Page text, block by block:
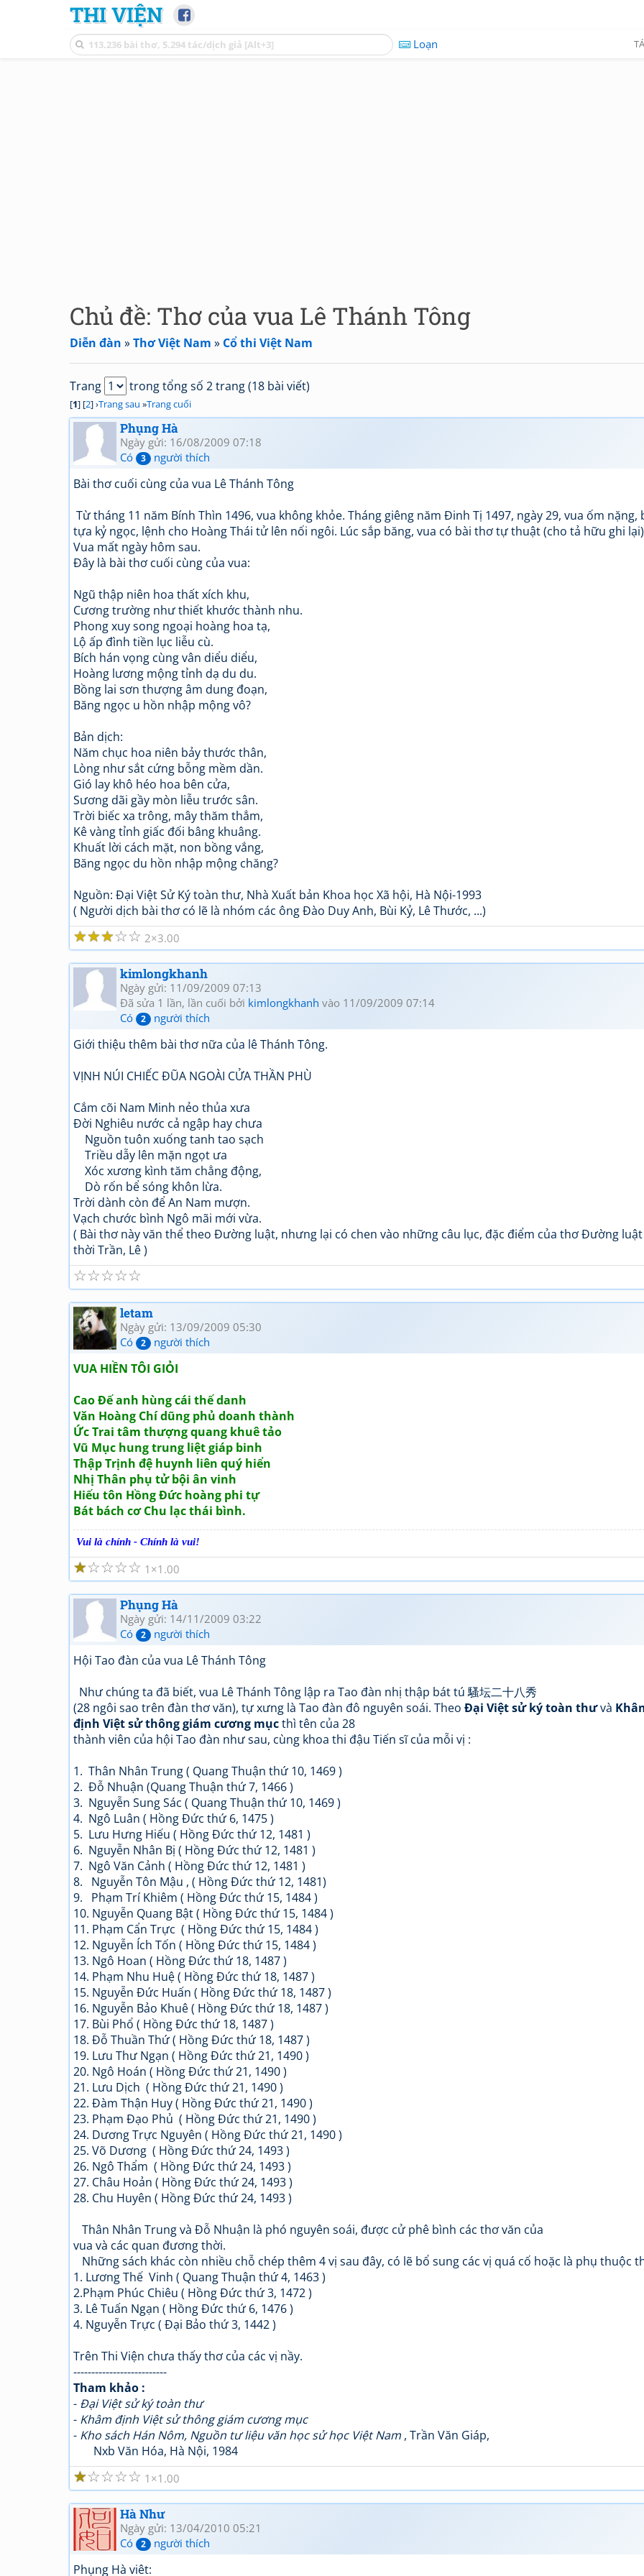
THI VIỆN
Loạn
Chủ đề: Thơ của vua Lê Thánh Tông
Diễn đàn »Thơ Việt Nam » Cổ thi Việt Nam
Trang trong tổng số 2 trang (18 bài viết)
[1] [2] ›Trang sau »Trang cuối
Phụng Hà
Ngày gửi: 16/08/2009 07:18
Có
3 người thích
Bài thơ cuối cùng của vua Lê Thánh Tông
Từ tháng 11 năm Bính Thìn 1496, vua không khỏe. Tháng giêng năm Đinh Tị 1497, ngày 29, vua ốm nặng,
tựa kỷ ngọc, lệnh cho Hoàng Thái tử lên nối ngôi. Lúc sắp băng, vua có bài thơ tự thuật (cho tả hữu ghi
Vua mất ngày hôm sau.
Đây là bài thơ cuối cùng của vua:
Ngũ thập niên hoa thất xích khu,
Cương trường như thiết khước thành nhu.
Phong xuy song ngoại hoàng hoa tạ,
Lộ ấp đình tiền lục liễu cù.
Bích hán vọng cùng vân diểu diểu,
Hoàng lương mộng tỉnh dạ du du.
Bồng lai sơn thượng âm dung đoạn,
Băng ngọc u hồn nhập mộng vô?
Bản dịch:
Năm chục hoa niên bảy thước thân,
Lòng như sắt cứng bỗng mềm dần.
Gió lay khô héo hoa bên cửa,
Sương dãi gầy mòn liễu trước sân.
Trời biếc xa trông, mây thăm thẳm,
Kê vàng tỉnh giấc đối bâng khuâng.
Khuất lời cách mặt, non bồng vắng,
Băng ngọc du hồn nhập mộng chăng?
Nguồn: Đại Việt Sử Ký toàn thư, Nhà Xuất bản Khoa học Xã hội, Hà Nội-1993
( Người dịch bài thơ có lẽ là nhóm các ông Đào Duy Anh, Bùi Kỷ, Lê Thước, ...)
☆
☆
☆
☆
☆ 2 3.00
kimlongkhanh
Ngày gửi: 11/09/2009 07:13
Đã sửa 1 lần, lần cuối bởi kimlongkhanh vào 11/09/2009 07:14
Có
2 người thích
Giới thiệu thêm bài thơ nữa của lê Thánh Tông.
VỊNH NÚI CHIẾC ĐŨA NGOÀI CỬA THẦN PHÙ
Cắm cõi Nam Minh nẻo thủa xưa
Đời Nghiêu nước cả ngập hay chưa
Nguồn tuôn xuống tanh tao sạch
Triều dẫy lên mặn ngọt ưa
Xóc xương kình tăm chẳng động,
Dò rốn bể sóng khôn lừa.
Trời dành còn để An Nam mượn.
Vạch chước bình Ngô mãi mới vừa.
( Bài thơ này văn thể theo Đường luật, nhưng lại có chen vào những câu lục, đặc điểm của thơ Đường
thời Trần, Lê )
☆
☆
☆
☆
☆
letam
Ngày gửi: 13/09/2009 05:30
Có
2 người thích
VUA HIỀN TÔI GIỎI
Cao Đế anh hùng cái thế danh
Văn Hoàng Chí dũng phủ doanh thành
Ức Trai tâm thượng quang khuê tảo
Vũ Mục hung trung liệt giáp binh
Thập Trịnh đệ huynh liên quý hiển
Nhị Thân phụ tử bội ân vinh
Hiếu tôn Hồng Đức hoàng phi tự
Bát bách cơ Chu lạc thái bình.
Vui là chính - Chính là vui!
☆
☆
☆
☆
☆ 1 1.00
Phụng Hà
Ngày gửi: 14/11/2009 03:22
Có
2 người thích
Hội Tao đàn của vua Lê Thánh Tông
Như chúng ta đã biết, vua Lê Thánh Tông lập ra Tao đàn nhị thập bát tú 騷坛二十八秀
(28 ngôi sao trên đàn thơ văn), tự xưng là Tao đàn đô nguyên soái. Theo Đại Việt sử ký toàn thưvà
định Việt sử thông giám cương mụcthì tên của 28
thành viên của hội Tao đàn như sau, cùng khoa thi đậu Tiến sĩ của mỗi vị :
1. Thân Nhân Trung ( Quang Thuận thứ 10, 1469 )
2. Đỗ Nhuận (Quang Thuận thứ 7, 1466 )
3. Nguyễn Sung Sác ( Quang Thuận thứ 10, 1469 )
4. Ngô Luân ( Hồng Đức thứ 6, 1475 )
5. Lưu Hưng Hiếu ( Hồng Đức thứ 12, 1481 )
6. Nguyễn Nhân Bị ( Hồng Đức thứ 12, 1481 )
7. Ngô Văn Cảnh ( Hồng Đức thứ 12, 1481 )
8. Nguyễn Tôn Mậu , ( Hồng Đức thứ 12, 1481)
9. Phạm Trí Khiêm ( Hồng Đức thứ 15, 1484 )
10. Nguyễn Quang Bật ( Hồng Đức thứ 15, 1484 )
11. Phạm Cẩn Trực ( Hồng Đức thứ 15, 1484 )
12. Nguyễn Ích Tốn ( Hồng Đức thứ 15, 1484 )
13. Ngô Hoan ( Hồng Đức thứ 18, 1487 )
14. Phạm Nhu Huệ ( Hồng Đức thứ 18, 1487 )
15. Nguyễn Đức Huấn ( Hồng Đức thứ 18, 1487 )
16. Nguyễn Bảo Khuê ( Hồng Đức thứ 18, 1487 )
17. Bùi Phổ ( Hồng Đức thứ 18, 1487 )
18. Đỗ Thuần Thứ ( Hồng Đức thứ 18, 1487 )
19. Lưu Thư Ngạn ( Hồng Đức thứ 21, 1490 )
20. Ngô Hoán ( Hồng Đức thứ 21, 1490 )
21. Lưu Dịch ( Hồng Đức thứ 21, 1490 )
22. Đàm Thận Huy ( Hồng Đức thứ 21, 1490 )
23. Phạm Đạo Phủ ( Hồng Đức thứ 21, 1490 )
24. Dương Trực Nguyên ( Hồng Đức thứ 21, 1490 )
25. Võ Dương ( Hồng Đức thứ 24, 1493 )
26. Ngô Thẩm ( Hồng Đức thứ 24, 1493 )
27. Châu Hoản ( Hồng Đức thứ 24, 1493 )
28. Chu Huyên ( Hồng Đức thứ 24, 1493 )
Thân Nhân Trung và Đỗ Nhuận là phó nguyên soái, được cử phê bình các thơ văn của
vua và các quan đương thời.
Những sách khác còn nhiều chỗ chép thêm 4 vị sau đây, có lẽ bổ sung các vị quá cố hoặc là phụ thuộc
1. Lương Thế Vinh ( Quang Thuận thứ 4, 1463 )
2.Phạm Phúc Chiêu ( Hồng Đức thứ 3, 1472 )
3. Lê Tuấn Ngạn ( Hồng Đức thứ 6, 1476 )
4. Nguyễn Trực ( Đại Bảo thứ 3, 1442 )
Trên Thi Viện chưa thấy thơ của các vị nầy.
--------------------------
Tham khảo :
- Đại Việt sử ký toàn thư
- Khâm định Việt sử thông giám cương mục
- Kho sách Hán Nôm, Nguồn tư liệu văn học sử học Việt Nam , Trần Văn Giáp,
Nxb Văn Hóa, Hà Nội, 1984
☆
☆
☆
☆
☆ 1 1.00
Hà Như
Ngày gửi: 13/04/2010 05:21
Có
2 người thích
Phụng Hà viêt: